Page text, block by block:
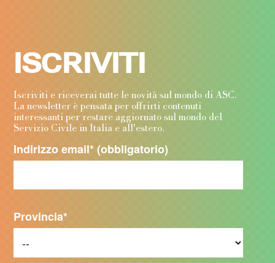
ISCRIVITI
Iscriviti e riceverai tutte le novità sul mondo di ASC.
La newsletter è pensata per offrirti contenuti
interessanti per restare aggiornato sul mondo del
Servizio Civile in Italia e all'estero.
Indirizzo email* (obbligatorio)
Provincia*